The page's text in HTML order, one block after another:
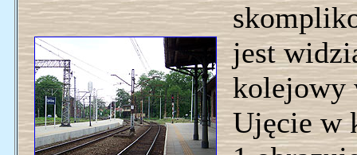
jest
kolejowy
Ujęcie w